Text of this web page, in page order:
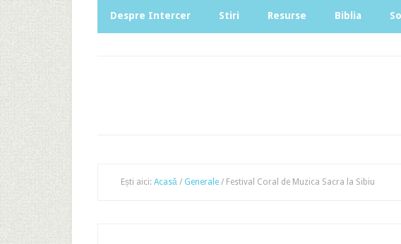
Despre Intercer Stiri Resurse Biblia
Ești aici: Acasă / Generale / Festival Coral de Muzica Sacra la Sibiu